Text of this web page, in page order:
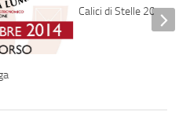
Calici di Stelle 2014